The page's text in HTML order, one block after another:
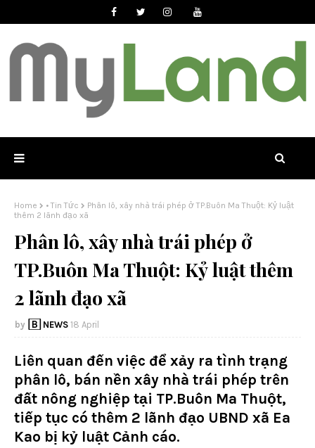
Home • Tin Tức
Phân lô, xây nhà trái phép ở TP.Buôn Ma Thuột: Kỷ luật
thêm 2 lãnh đạo xã
Phân lô, xây nhà trái phép ở
TP.Buôn Ma Thuột: Kỷ luật thêm
2 lãnh đạo xã
🄱 NEWS 18 April
Liên quan đến việc để xảy ra tình trạng
phân lô, bán nền xây nhà trái phép trên
đất nông nghiệp tại TP.Buôn Ma Thuột,
tiếp tục có thêm 2 lãnh đạo UBND xã Ea
Kao bị kỷ luật Cảnh cáo.